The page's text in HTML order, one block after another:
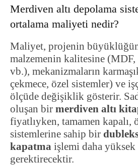
Merdiven altı depolama
ortalama maliyeti nedir?
Maliyet, projenin
malzemenin kalitesine (MDF,
vb.), mekanizmaların
çekmece, özel sistemler) ve
ölçüde değişiklik gösterir.
oluşan bir merdiven altı
fiyatlıyken, tamamen kapalı,
sistemlerine sahip bir
kapatma işlemi daha
gerektirecektir.